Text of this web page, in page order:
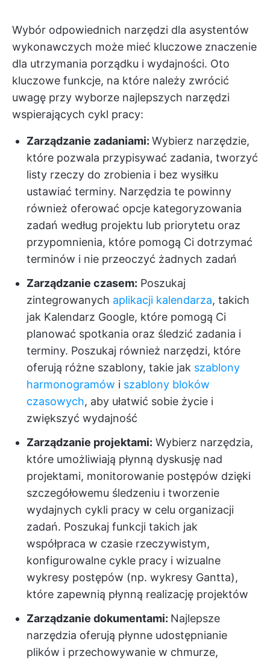
Wybór odpowiednich narzędzi dla asystentów
wykonawczych może mieć kluczowe znaczenie
dla utrzymania porządku i wydajności. Oto
kluczowe funkcje, na które należy zwrócić
uwagę przy wyborze najlepszych narzędzi
wspierających cykl pracy:
Zarządzanie zadaniami: Wybierz narzędzie,
które pozwala przypisywać zadania, tworzyć
listy rzeczy do zrobienia i bez wysiłku
ustawiać terminy. Narzędzia te powinny
również oferować opcje kategoryzowania
zadań według projektu lub priorytetu oraz
przypomnienia, które pomogą Ci dotrzymać
terminów i nie przeoczyć żadnych zadań
Zarządzanie czasem: Poszukaj
zintegrowanych aplikacji kalendarza, takich
jak Kalendarz Google, które pomogą Ci
planować spotkania oraz śledzić zadania i
terminy. Poszukaj również narzędzi, które
oferują różne szablony, takie jak szablony
harmonogramów i szablony bloków
czasowych, aby ułatwić sobie życie i
zwiększyć wydajność
Zarządzanie projektami: Wybierz narzędzia,
które umożliwiają płynną dyskusję nad
projektami, monitorowanie postępów dzięki
szczegółowemu śledzeniu i tworzenie
wydajnych cykli pracy w celu organizacji
zadań. Poszukaj funkcji takich jak
współpraca w czasie rzeczywistym,
konfigurowalne cykle pracy i wizualne
wykresy postępów (np. wykresy Gantta),
które zapewnią płynną realizację projektów
Zarządzanie dokumentami: Najlepsze
narzędzia oferują płynne udostępnianie
plików i przechowywanie w chmurze,